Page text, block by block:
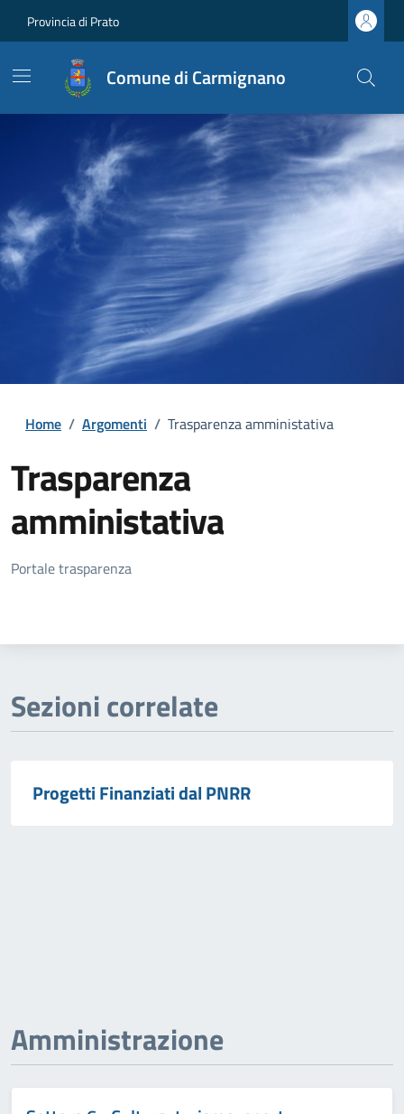
Provincia di Prato
Comune di Carmignano
Home / Argomenti / Trasparenza amministativa
Trasparenza
amministativa
Dettagli della notizia
Portale trasparenza
Sezioni correlate
Progetti Finanziati dal PNRR
Amministrazione